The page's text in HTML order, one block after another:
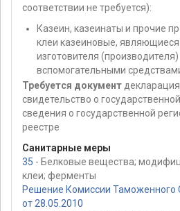
соответствии не требуется):
Казеин, казеинаты и прочие
клеи казеиновые,
изготовителя
вспомогательными
Требуется документ
свидетельство о
сведения о государственной
реестре
Санитарные меры
35 - Белковые вещества;
клеи; ферменты
Решение Комиссии
от 28.05.2010